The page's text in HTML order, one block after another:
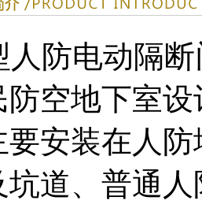
人防电动隔
空地下室
要安装在人
坑道、普通